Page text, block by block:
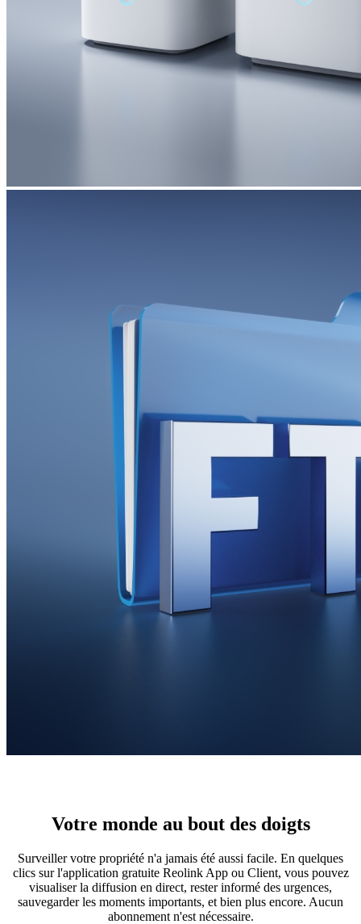
Votre monde au bout des doigts
Surveiller votre propriété n'a jamais été aussi facile. En quelques
clics sur l'application gratuite Reolink App ou Client, vous pouvez
visualiser la diffusion en direct, rester informé des urgences,
sauvegarder les moments importants, et bien plus encore. Aucun
abonnement n'est nécessaire.